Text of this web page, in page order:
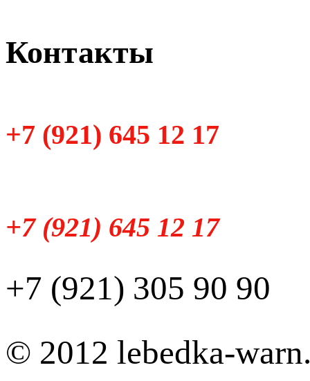
Контакты
+7 (921) 645 12 17
+7 (921) 645 12 17
+7 (921) 305 90 90
© 2012 lebedka-